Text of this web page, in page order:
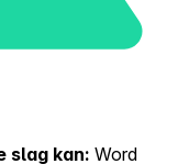
slag kan: Word